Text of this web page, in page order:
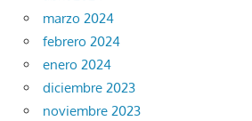
marzo 2024
febrero 2024
enero 2024
diciembre 2023
noviembre 2023